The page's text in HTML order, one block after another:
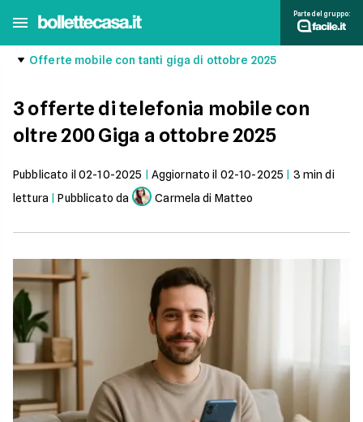
Parte del gruppo:
Offerte mobile con tanti giga di ottobre 2025
3 offerte di telefonia mobile con
oltre 200 Giga a ottobre 2025
Pubblicato il 02-10-2025 Aggiornato il 02-10-2025 3 min di
lettura |Pubblicato da Carmela di Matteo